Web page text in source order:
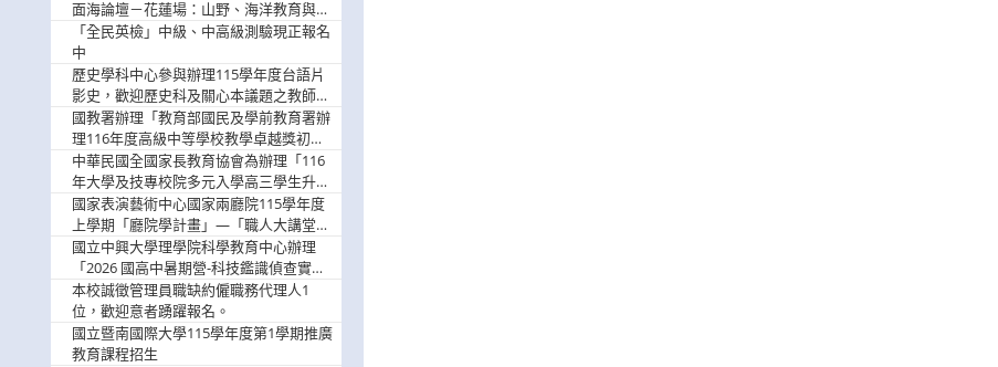
導體研習營」，歡迎學生踴躍報名參加
面海論壇－花蓮場：山野、海洋教育與戶
外安全實務課程」，歡迎踴躍報名參加
「全民英檢」中級、中高級測驗現正報名
中
歷史學科中心參與辦理115學年度台語片
影史，歡迎歷史科及關心本議題之教師踴
躍報名參加
國教署辦理「教育部國民及學前教育署辦
理116年度高級中等學校教學卓越獎初選
實施計畫」，鼓勵教師踴躍報名
中華民國全國家長教育協會為辦理「116
年大學及技專校院多元入學高三學生升學
輔導家長說明會」
國家表演藝術中心國家兩廳院115學年度
上學期「廳院學計畫」—「職人大講堂」
及「一日體驗課程」，鼓勵踴躍報名參
與。
國立中興大學理學院科學教育中心辦理
「2026 國高中暑期營-科技鑑識偵查實戰
營」活動資訊，鼓勵學生踴躍報名參加。
本校誠徵管理員職缺約僱職務代理人1
位，歡迎意者踴躍報名。
國立暨南國際大學115學年度第1學期推廣
教育課程招生